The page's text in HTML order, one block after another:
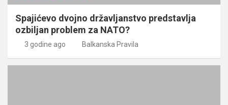
Spajićevo dvojno državljanstvo predstavlja
ozbiljan problem za NATO?
3 godine ago Balkanska Pravila